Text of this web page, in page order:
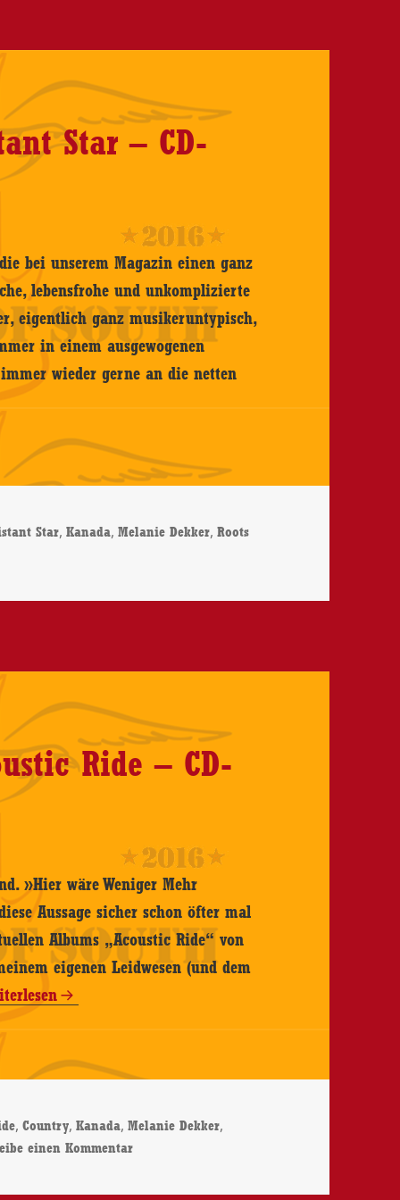
Star – CD-
bei unserem Magazin einen ganz
lebensfrohe und unkomplizierte
eigentlich ganz musikeruntypisch,
in einem ausgewogenen
wieder gerne an die netten
Star,Kanada,Melanie Dekker,Roots
Dekker – Distant Star – CD-Review
Ride – CD-
»Hier wäre Weniger Mehr
Aussage sicher schon öfter mal
Albums „Acoustic Ride“ von
eigenen Leidwesen (und dem
,Country,Kanada,Melanie Dekker,
einen Kommentarzu Melanie Dekker – Acoustic Ride – CD-